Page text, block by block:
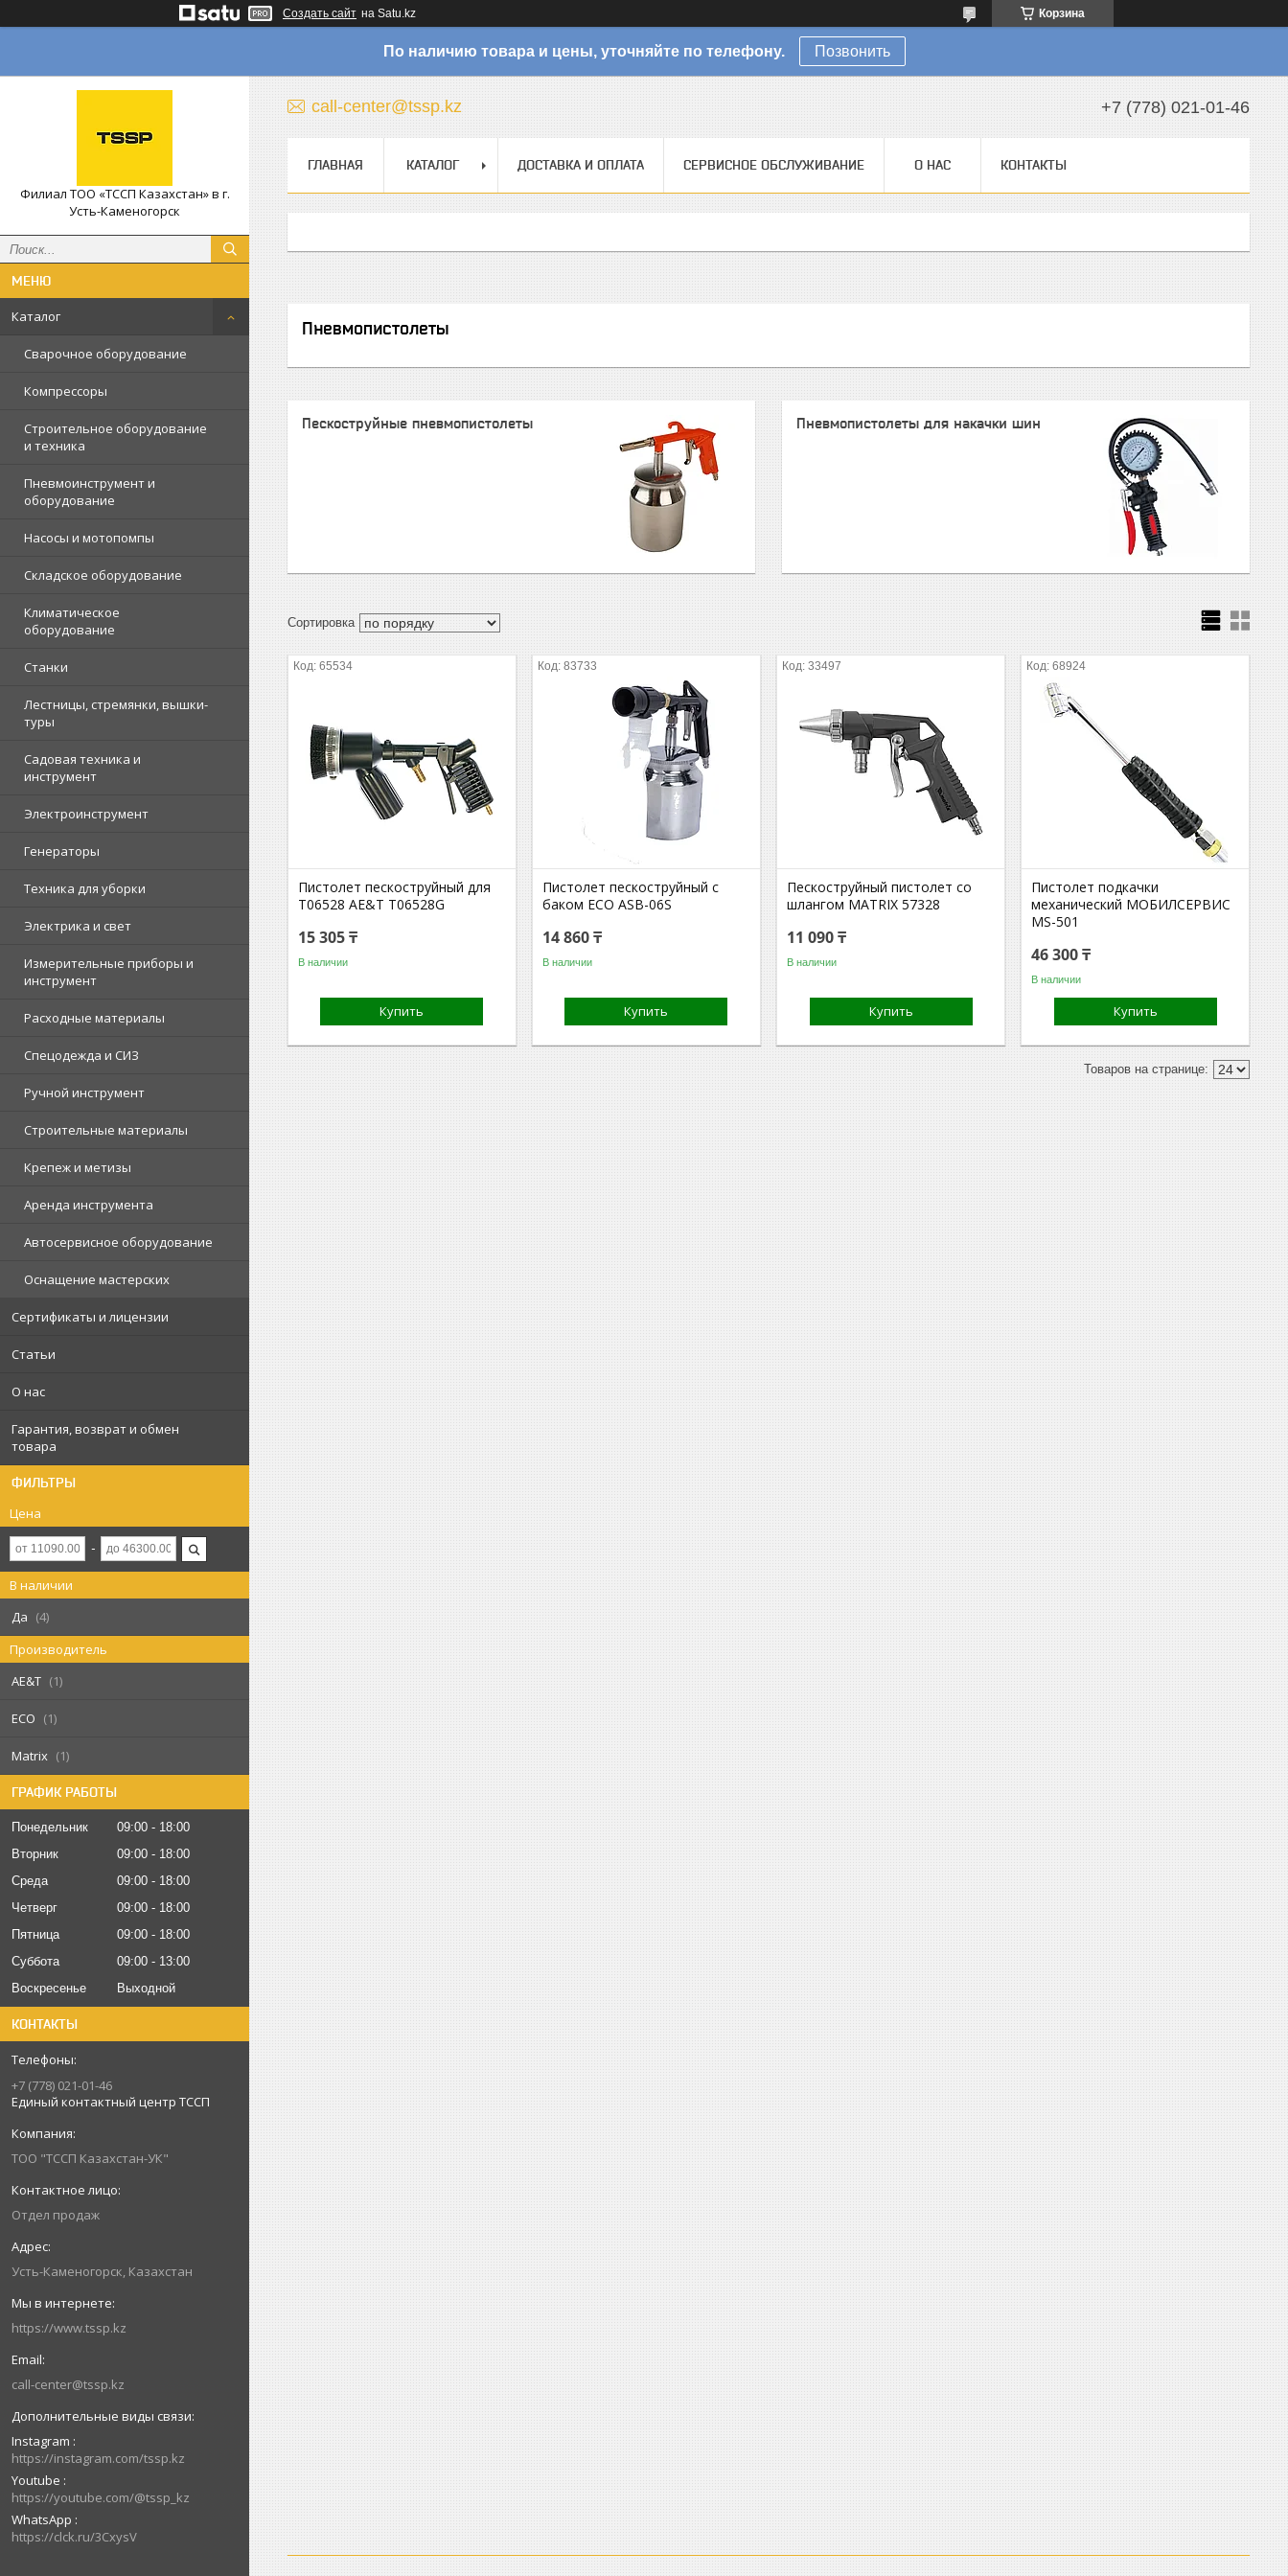
Создать сайт на Satu.kz Корзина
По наличию товара и цены, уточняйте по телефону. Позвонить
Филиал ТОО «ТССП Казахстан» в г.
Усть-Каменогорск
Каталог
Сварочное оборудование
Компрессоры
Строительное оборудование
и техника
Пневмоинструмент и
оборудование
Насосы и мотопомпы
Складское оборудование
Климатическое
оборудование
Станки
Лестницы, стремянки, вышки-
туры
Садовая техника и
инструмент
Электроинструмент
Генераторы
Техника для уборки
Электрика и свет
Измерительные приборы и
инструмент
Расходные материалы
Спецодежда и СИЗ
Ручной инструмент
Строительные материалы
Крепеж и метизы
Аренда инструмента
Автосервисное оборудование
Оснащение мастерских
Сертификаты и лицензии
Статьи
О нас
Гарантия, возврат и обмен
товара
ФИЛЬТРЫ
Цена
В наличии
Да
4
Производитель
AE&T
1
ECO 1
Matrix 1
ГРАФИК РАБОТЫ
Понедельник 09:00
18:00
Вторник
09:00
18:00
Среда
09:00
18:00
Четверг
09:00
18:00
Пятница
09:00
18:00
Суббота
09:00
13:00
Воскресенье
Выходной
КОНТАКТЫ
+7 (778) 021-01-46
Единый контактный центр ТССП
ТОО "ТССП Казахстан-УК"
Отдел продаж
Усть-Каменогорск, Казахстан
https://www.tssp.kz
call-center@tssp.kz
Instagram
https://instagram.com/tssp.kz
Youtube
https://youtube.com/@tssp_kz
WhatsApp
https://clck.ru/3CxysV
call-center@tssp.kz +7 (778) 021-01-46
ГЛАВНАЯ КАТАЛОГ ДОСТАВКА И ОПЛАТА СЕРВИСНОЕ ОБСЛУЖИВАНИЕ О НАС КОНТАКТЫ
Пневмопистолеты
Пескоструйные пневмопистолеты Пневмопистолеты для накачки шин
65534
Пистолет пескоструйный для
T06528 AE&T T06528G
15 305 ₸
В наличии
Купить
83733
Пистолет пескоструйный с
баком ECO ASB-06S
14 860 ₸
В наличии
Купить
33497
Пескоструйный пистолет со
шлангом MATRIX 57328
11 090 ₸
В наличии
Купить
68924
Пистолет подкачки
механический МОБИЛСЕРВИС
MS-501
46 300 ₸
В наличии
Купить